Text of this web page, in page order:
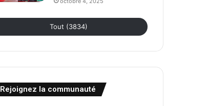
Tout (3834)
Rejoignez la communauté